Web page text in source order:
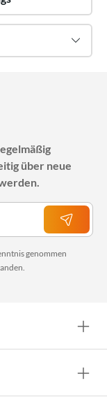
über neue
genommen